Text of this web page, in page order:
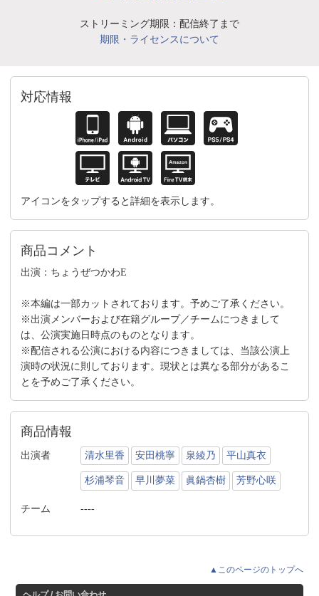
ストリーミング期限：配信終了まで
期限・ライセンスについて
対応情報
アイコンをタップすると詳細を表示します。
商品コメント
出演：ちょうぜつかわE
※本編は一部カットされております。予めご了承ください。
※出演メンバーおよび在籍グループ／チームにつきまして
は、公演実施日時点のものとなります。
※配信される公演における内容につきましては、当該公演上
演時の状況に則しております。現状とは異なる部分があるこ
とを予めご了承ください。
商品情報
出演者 清水里香 安田桃寧 泉綾乃 平山真衣
杉浦琴音 早川夢菜 眞鍋杏樹 芳野心咲
チーム ----
▲このページのトップへ